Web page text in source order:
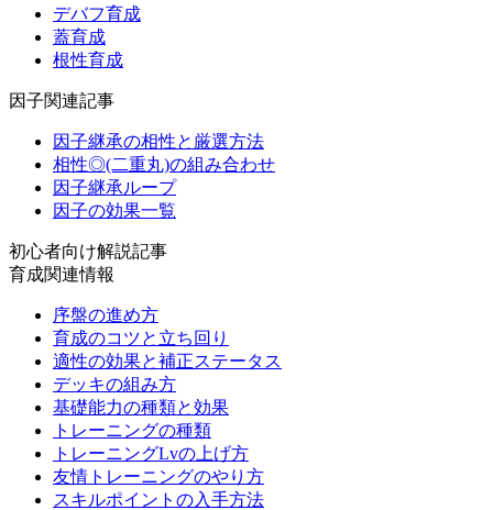
デバフ育成
蓋育成
根性育成
因子関連記事
因子継承の相性と厳選方法
相性◎(二重丸)の組み合わせ
因子継承ループ
因子の効果一覧
初心者向け解説記事
育成関連情報
序盤の進め方
育成のコツと立ち回り
適性の効果と補正ステータス
デッキの組み方
基礎能力の種類と効果
トレーニングの種類
トレーニングLvの上げ方
友情トレーニングのやり方
スキルポイントの入手方法